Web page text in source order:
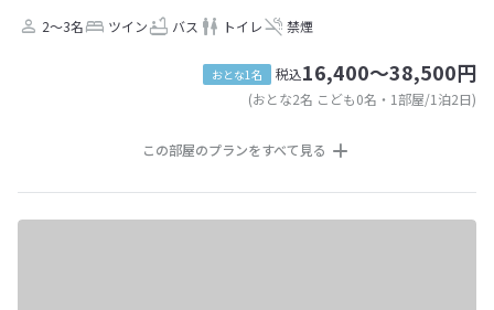
2～3名 ツイン バス トイレ 禁煙
おとな1名 税込16,400～38,500円
(おとな2名 こども0名・1部屋/1泊2日)
この部屋のプランをすべて見る